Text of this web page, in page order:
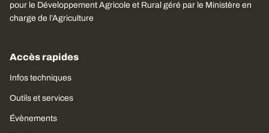
pour le Développement Agricole et Rural géré par le Ministère en
charge de l’Agriculture
Accès rapides
Infos techniques
Outils et services
Évènements